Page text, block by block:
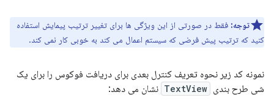
توجه: فقط در صورتی از این ویژگی ها برای تغییر ترتیب پیمایش استفاده
کنید که ترتیب پیش فرضی که سیستم اعمال می کند به خوبی کار نمی کند.
نمونه کد زیر نحوه تعریف کنترل بعدی برای دریافت فوکوس را برای یک
شی طرح بندی TextView نشان می دهد: